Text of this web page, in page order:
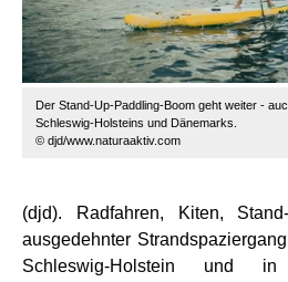
Der Stand-Up-Paddling-Boom geht weiter -
Schleswig-Holsteins und Dänemarks.
© djd/www.naturaaktiv.com
(djd). Radfahren, Kiten,
ausgedehnter
Schleswig-Holstein und